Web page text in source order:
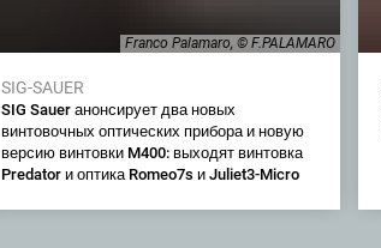
Franco Palamaro, © F.PALAMARO
SIG-SAUER
SIG Sauer анонсирует два новых
винтовочных оптических прибора и новую
версию винтовки M400: выходят винтовка
Predator и оптика Romeo7s и Juliet3-Micro